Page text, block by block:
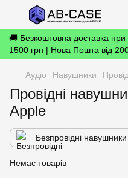
🚚 Безкоштовна доставка при
1500 грн | Нова Пошта від
Аудіо Навушники
Провідні
Apple
Безпровідні навушники
Немає товарів